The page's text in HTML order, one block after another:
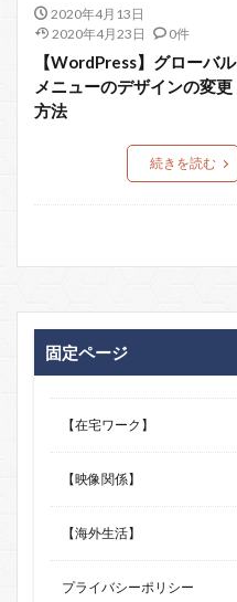
2020年4月13日
2020年4月23日
0件
【WordPress】グローバル
メニューのデザインの変更
方法
続きを読む
固定ページ
【在宅ワーク】
【映像関係】
【海外生活】
プライバシーポリシー